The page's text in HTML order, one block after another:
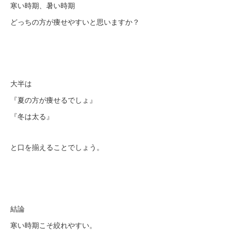
寒い時期、暑い時期
どっちの方が痩せやすいと思いますか？
大半は
『夏の方が痩せるでしょ』
『冬は太る』
と口を揃えることでしょう。
結論
寒い時期こそ絞れやすい。